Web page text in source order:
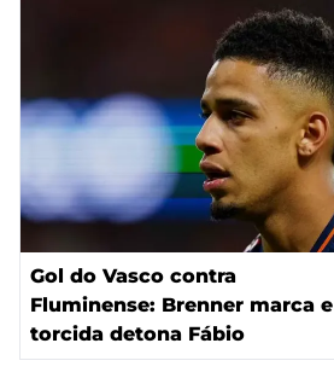
Gol do Vasco contra
Fluminense: Brenner marca e
torcida detona Fábio